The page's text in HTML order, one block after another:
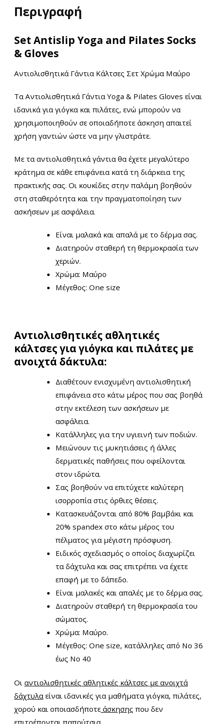
Περιγραφή
Set Antislip Yoga and Pilates Socks
& Gloves
Αντιολισθητικά Γάντια Κάλτσες Σετ Χρώμα Μαύρο
Τα Αντιολισθητικά Γάντια Yoga & Pilates Gloves είναι
ιδανικά για γιόγκα και πιλάτες, ενώ μπορούν να
χρησιμοποιηθούν σε οποιαδήποτε άσκηση απαιτεί
χρήση γαντιών ώστε να μην γλιστράτε.
Με τα αντιολισθητικά γάντια θα έχετε μεγαλύτερο
κράτημα σε κάθε επιφάνεια κατά τη διάρκεια της
πρακτικής σας. Οι κουκίδες στην παλάμη βοηθούν
στη σταθερότητα και την πραγματοποίηση των
ασκήσεων με ασφάλεια.
Είναι μαλακά και απαλά με το δέρμα σας.
Διατηρούν σταθερή τη θερμοκρασία των
χεριών.
Χρώμα: Μαύρο
Μέγεθος: One size
Αντιολισθητικές αθλητικές
κάλτσες για γιόγκα και πιλάτες με
ανοιχτά δάκτυλα:
Διαθέτουν ενισχυμένη αντιολισθητική
επιφάνεια στο κάτω μέρος που σας βοηθά
στην εκτέλεση των ασκήσεων με
ασφάλεια.
Κατάλληλες για την υγιεινή των ποδιών.
Μειώνουν τις μυκητιάσεις ή άλλες
δερματικές παθήσεις που οφείλονται
στον ιδρώτα.
Σας βοηθούν να επιτύχετε καλύτερη
ισορροπία στις όρθιες θέσεις.
Κατασκευάζονται από 80% βαμβάκι και
20% spandex στο κάτω μέρος του
πέλματος για μέγιστη πρόσφυση.
Ειδικός σχεδιασμός ο οποίος διαχωρίζει
τα δάχτυλα και σας επιτρέπει να έχετε
επαφή με το δάπεδο.
Είναι μαλακές και απαλές με το δέρμα σας.
Διατηρούν σταθερή τη θερμοκρασία του
σώματος.
Χρώμα: Μαύρο.
Μέγεθος: One size, κατάλληλες από Νο 36
έως Νο 40
Οι αντιολισθητικές αθλητικές κάλτσες με ανοιχτά
δάχτυλαείναι ιδανικές για μαθήματα γιόγκα, πιλάτες,
χορού και οποιασδήποτε άσκησης που δεν